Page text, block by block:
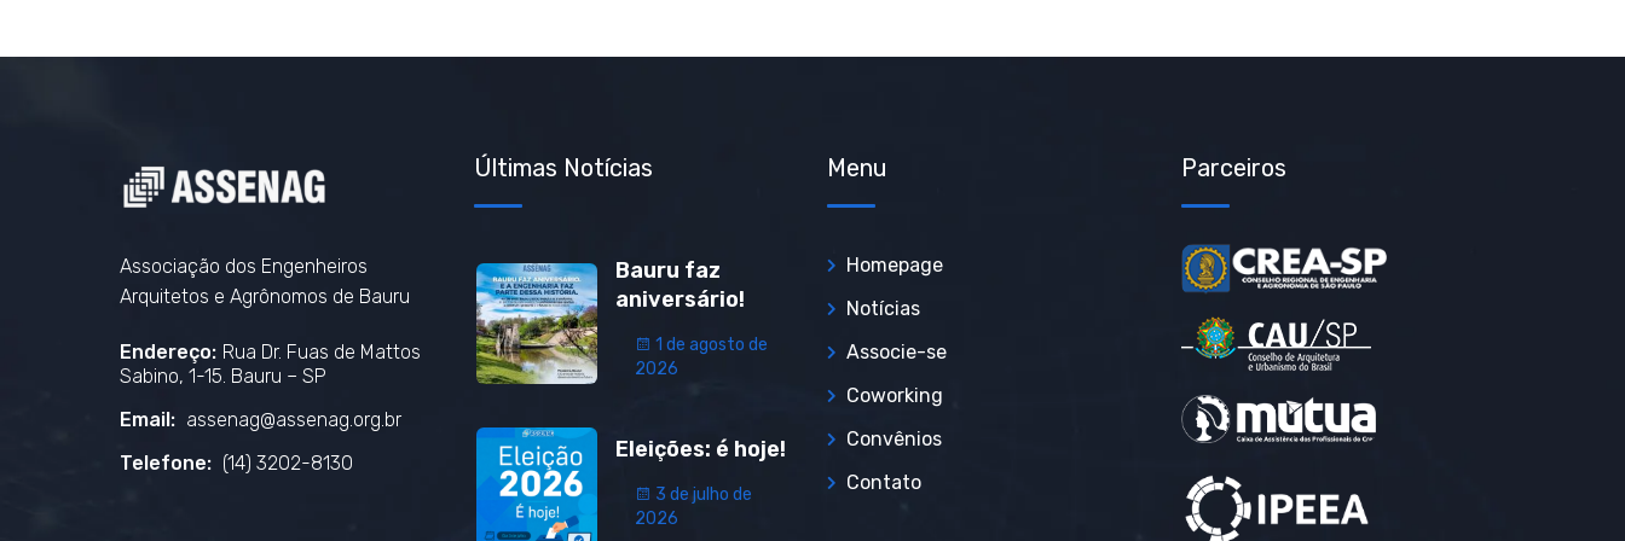
Associação dos Engenheiros
Arquitetos e Agrônomos de Bauru
Endereço: Rua Dr. Fuas de Mattos
Sabino, 1-15. Bauru – SP
Email: assenag@assenag.org.br
Telefone: (14) 3202-8130
Últimas Notícias
Bauru faz
aniversário!
1 de agosto de
2026
Eleições: é hoje!
3 de julho de
2026
Menu
Homepage
Notícias
Associe-se
Coworking
Convênios
Contato
Parceiros